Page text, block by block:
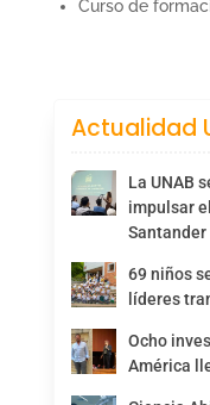
Curso de
Actualidad
La UNAB
impulsar
Santander
69 niños
líderes
Ocho
América